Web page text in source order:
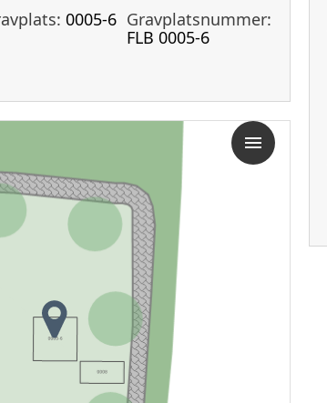
0005-6 Gravplatsnummer:
FLB 0005-6